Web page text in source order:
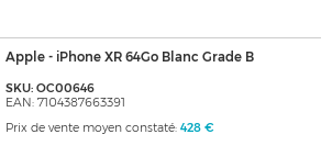
Apple - iPhone XR 64Go Blanc Grade B
SKU: OC00646
EAN: 7104387663391
Prix de vente moyen constaté: 428 €